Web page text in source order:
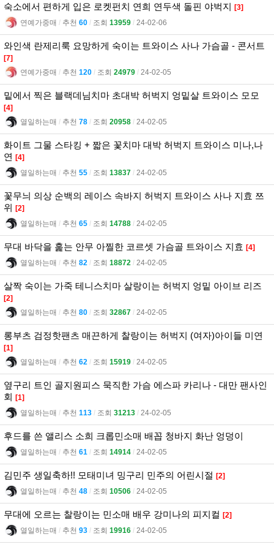
숙소에서 편하게 입은 로켓펀치 연희 연두색 돌핀 야벅지 [3]
연예가중매 l 추천 60 l 조회 13959 l 24-02-06
와인색 란제리룩 요망하게 숙이는 트와이스 사나 가슴골 - 콘서트
[7]
연예가중매 l 추천 120 l 조회 24979 l 24-02-05
밑에서 찍은 블랙데님치마 초대박 허벅지 엉밑살 트와이스 모모
[4]
열일하는매 l 추천 78 l 조회 20958 l 24-02-05
화이트 그물 스타킹 + 짧은 꽃치마 대박 허벅지 트와이스 미나,나
연 [4]
열일하는매 l 추천 55 l 조회 13837 l 24-02-05
꽃무늬 의상 순백의 레이스 속바지 허벅지 트와이스 사나 지효 쯔
위 [2]
열일하는매 l 추천 65 l 조회 14788 l 24-02-05
무대 바닥을 훑는 안무 아찔한 코르셋 가슴골 트와이스 지효 [4]
열일하는매 l 추천 82 l 조회 18872 l 24-02-05
살짝 숙이는 가죽 테니스치마 살랑이는 허벅지 엉밑 아이브 리즈
[2]
열일하는매 l 추천 80 l 조회 32867 l 24-02-05
롱부츠 검정핫팬츠 매끈하게 찰랑이는 허벅지 (여자)아이들 미연
[1]
열일하는매 l 추천 62 l 조회 15919 l 24-02-05
옆구리 트인 골지원피스 묵직한 가슴 에스파 카리나 - 대만 팬사인
회 [1]
열일하는매 l 추천 113 l 조회 31213 l 24-02-05
후드를 쓴 앨리스 소희 크롭민소매 배꼽 청바지 화난 엉덩이
열일하는매 l 추천 61 l 조회 14914 l 24-02-05
김민주 생일축하!! 모태미녀 밍구리 민주의 어린시절 [2]
열일하는매 l 추천 48 l 조회 10506 l 24-02-05
무대에 오르는 찰랑이는 민소매 배우 강미나의 피지컬 [2]
열일하는매 l 추천 93 l 조회 19916 l 24-02-05